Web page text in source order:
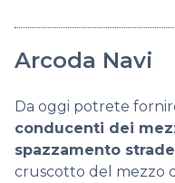
Arcoda Navi
Da oggi potrete
conducenti dei
spazzamento strade
cruscotto del mezzo